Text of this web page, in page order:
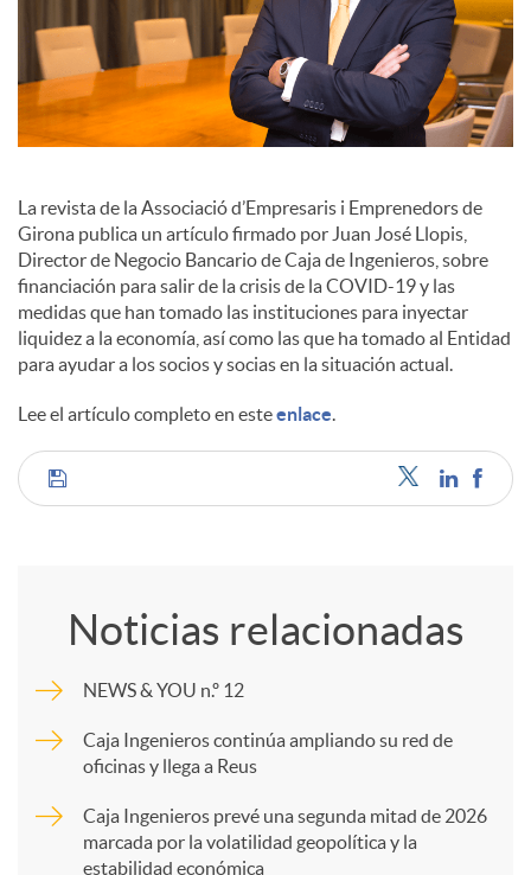
a
l
e
s
La revista de la Associació d’Empresaris i Emprenedors de
Girona publica un artículo firmado por Juan José Llopis,
Director de Negocio Bancario de Caja de Ingenieros, sobre
financiación para salir de la crisis de la COVID-19 y las
medidas que han tomado las instituciones para inyectar
liquidez a la economía, así como las que ha tomado al Entidad
para ayudar a los socios y socias en la situación actual.
Lee el artículo completo en esteenlace.
C
p
a
Noticias relacionadas
NEWS & YOU n.º 12
Caja Ingenieros continúa ampliando su red de
oficinas y llega a Reus
Caja Ingenieros prevé una segunda mitad de 2026
marcada por la volatilidad geopolítica y la
estabilidad económica